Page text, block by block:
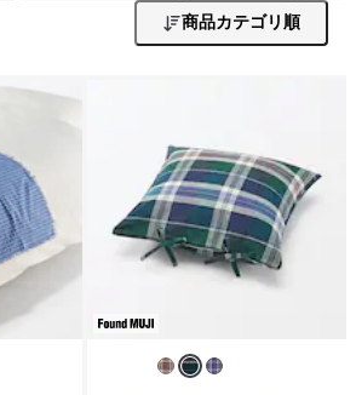
商品カテゴリ順